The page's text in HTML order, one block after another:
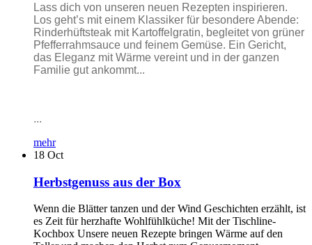
Lass dich von unseren neuen Rezepten inspirieren.
Los geht’s mit einem Klassiker für besondere Abende:
Rinderhüftsteak mit Kartoffelgratin, begleitet von grüner
Pfefferrahmsauce und feinem Gemüse. Ein Gericht,
das Eleganz mit Wärme vereint und in der ganzen
Familie gut ankommt...
...
mehr
18 Oct
Herbstgenuss aus der Box
Wenn die Blätter tanzen und der Wind Geschichten erzählt, ist
es Zeit für herzhafte Wohlfühlküche! Mit der Tischline-
Kochbox Unsere neuen Rezepte bringen Wärme auf den